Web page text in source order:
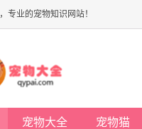
，专业的宠物知识网站！
宠物大全 宠物猫